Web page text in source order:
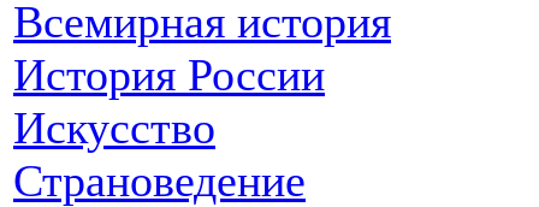
Всемирная история
История России
Искусство
Страноведение